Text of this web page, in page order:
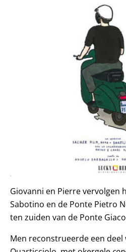
Giovanni en Pierre vervolgen
Sabotino en de Ponte Pietro
ten zuiden van de Ponte
Men reconstrueerde een deel